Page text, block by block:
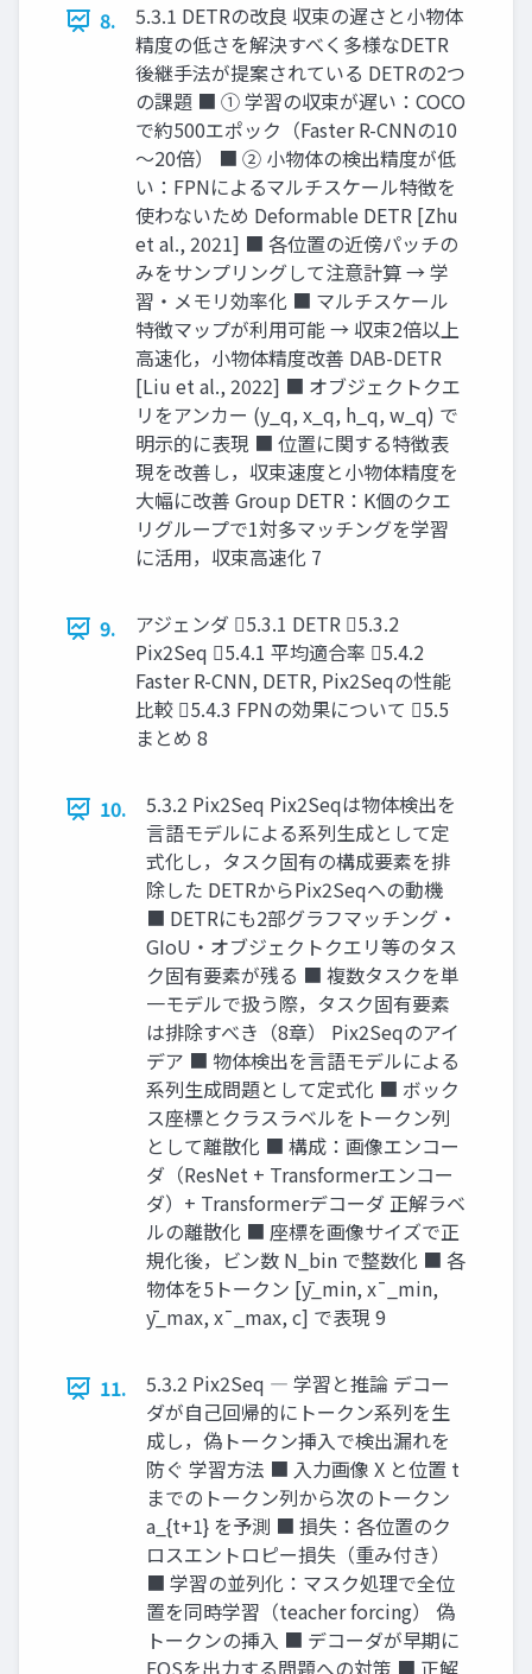
8.
5.3.1 DETRの改良 収束の遅さと小物体
精度の低さを解決すべく多様なDETR
後継手法が提案されている DETRの2つ
の課題 ■ ① 学習の収束が遅い：COCO
で約500エポック（Faster R-CNNの10
～20倍） ■ ② 小物体の検出精度が低
い：FPNによるマルチスケール特徴を
使わないため Deformable DETR [Zhu
et al., 2021] ■ 各位置の近傍パッチの
みをサンプリングして注意計算 → 学
習・メモリ効率化 ■ マルチスケール
特徴マップが利用可能 → 収束2倍以上
高速化，小物体精度改善 DAB-DETR
[Liu et al., 2022] ■ オブジェクトクエ
リをアンカー (y_q, x_q, h_q, w_q) で
明示的に表現 ■ 位置に関する特徴表
現を改善し，収束速度と小物体精度を
大幅に改善 Group DETR：K個のクエ
リグループで1対多マッチングを学習
に活用，収束高速化 7
9.
アジェンダ 5.3.1 DETR 5.3.2
Pix2Seq 5.4.1 平均適合率 5.4.2
Faster R-CNN, DETR, Pix2Seqの性能
比較 5.4.3 FPNの効果について 5.5
まとめ 8
10.
5.3.2 Pix2Seq Pix2Seqは物体検出を
言語モデルによる系列生成として定
式化し，タスク固有の構成要素を排
除した DETRからPix2Seqへの動機
■ DETRにも2部グラフマッチング・
GIoU・オブジェクトクエリ等のタス
ク固有要素が残る ■ 複数タスクを単
一モデルで扱う際，タスク固有要素
は排除すべき（8章） Pix2Seqのアイ
デア ■ 物体検出を言語モデルによる
系列生成問題として定式化 ■ ボック
ス座標とクラスラベルをトークン列
として離散化 ■ 構成：画像エンコー
ダ（ResNet + Transformerエンコー
ダ）+ Transformerデコーダ 正解ラベ
ルの離散化 ■ 座標を画像サイズで正
規化後，ビン数 N_bin で整数化 ■ 各
物体を5トークン [ȳ_min, x¯_min,
ȳ_max, x¯_max, c] で表現 9
11.
5.3.2 Pix2Seq ― 学習と推論 デコー
ダが自己回帰的にトークン系列を生
成し，偽トークン挿入で検出漏れを
防ぐ 学習方法 ■ 入力画像 X と位置 t
までのトークン列から次のトークン
a_{t+1} を予測 ■ 損失：各位置のク
ロスエントロピー損失（重み付き）
■ 学習の並列化：マスク処理で全位
置を同時学習（teacher forcing） 偽
トークンの挿入 ■ デコーダが早期に
EOSを出力する問題への対策 ■ 正解